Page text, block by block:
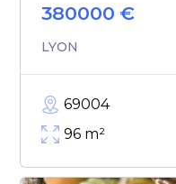
380000 €
LYON
69004
96 m²